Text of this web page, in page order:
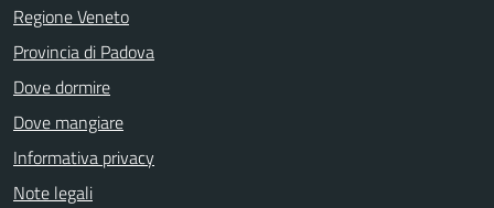
Regione Veneto
Provincia di Padova
Dove dormire
Dove mangiare
Informativa privacy
Note legali